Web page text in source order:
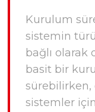
Kurulum
sistemin
bağlı olarak
basit bir
sürebilirken,
sistemler